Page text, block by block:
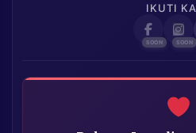
IKUTI